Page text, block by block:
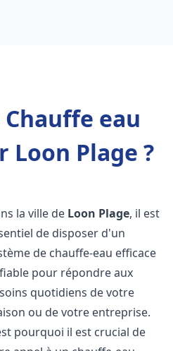
eau
Plage ?
la ville de Loon Plage, il est
de disposer d'un
de chauffe-eau efficace
pour répondre aux
quotidiens de votre
ou de votre entreprise.
pourquoi il est crucial de